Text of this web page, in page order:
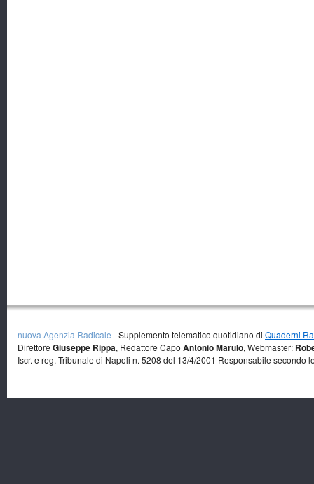
nuova Agenzia Radicale - Supplemento telematico quotidiano di Quaderni
Direttore Giuseppe Rippa, Redattore Capo Antonio Marulo, Webmaster:
Iscr. e reg. Tribunale di Napoli n. 5208 del 13/4/2001 Responsabile secondo